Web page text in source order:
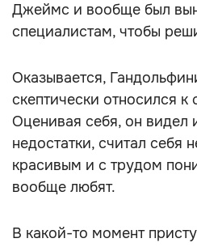
Джеймс и вообще был
специалистам, чтобы
Оказывается,
скептически относился к
Оценивая себя, он видел
недостатки, считал себя
красивым и с трудом
вообще любят.
В какой-то момент